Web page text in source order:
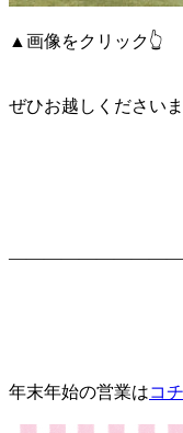
▲画像をクリック👆
ぜひお越しください
年末年始の営業はコ